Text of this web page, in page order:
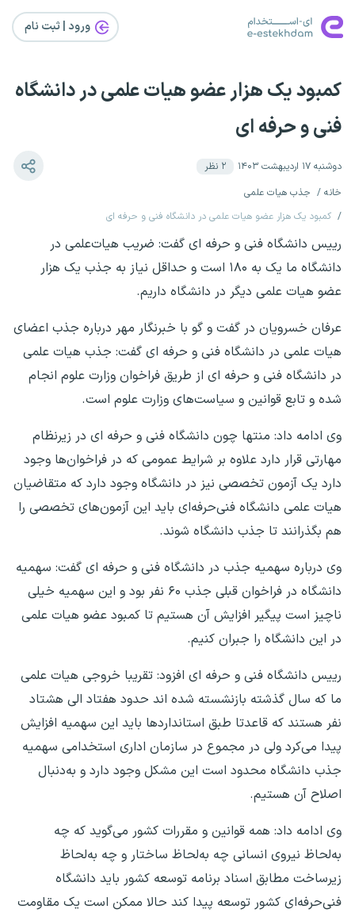
ورود | ثبت‌ نام
کمبود یک هزار عضو هیات علمی در دانشگاه
فنی و حرفه ای
دوشنبه ۱۷ اردیبهشت ۱۴۰۳ ۲ نظر
خانه
جذب هیات علمی
کمبود یک هزار عضو هیات علمی در دانشگاه فنی و حرفه ای
رییس دانشگاه فنی و حرفه ای گفت: ضریب هیات‌علمی در
دانشگاه ما یک به ۱۸۰ است و حداقل نیاز به جذب یک هزار
عضو هیات علمی دیگر در دانشگاه داریم.
عرفان خسرویان در گفت و گو با خبرنگار مهر درباره جذب اعضای
هیات علمی در دانشگاه فنی و حرفه ای گفت: جذب هیات علمی
در دانشگاه فنی و حرفه ای از طریق فراخوان وزارت علوم انجام
شده و تابع قوانین و سیاست‌های وزارت علوم است.
وی ادامه داد: منتها چون دانشگاه فنی و حرفه ای در زیرنظام
مهارتی قرار دارد علاوه‌ بر شرایط عمومی که در فراخوان‌ها وجود
دارد یک آزمون تخصصی نیز در دانشگاه وجود دارد که متقاضیان
هیات علمی دانشگاه فنی‌حرفه‌ای باید این آزمون‌های تخصصی را
هم بگذرانند تا جذب دانشگاه شوند.
وی درباره سهمیه جذب در دانشگاه فنی و حرفه ای گفت: سهمیه
دانشگاه در فراخوان قبلی جذب ۶۰ نفر بود و این سهمیه خیلی
ناچیز است پیگیر افزایش آن هستیم تا کمبود عضو هیات علمی
در این دانشگاه را جبران کنیم.
رییس دانشگاه فنی و حرفه ای افزود: تقریبا خروجی هیات علمی
ما که سال گذشته بازنشسته شده اند حدود هفتاد الی هشتاد
نفر هستند که قاعدتا طبق استانداردها باید این سهمیه افزایش
پیدا می‌کرد ولی در مجموع در سازمان اداری استخدامی سهمیه
جذب دانشگاه محدود است این مشکل وجود دارد و به‌دنبال
اصلاح آن هستیم.
وی ادامه داد: همه قوانین و مقررات کشور می‌گوید که چه
به‌لحاظ نیروی انسانی چه به‌لحاظ ساختار و چه به‌لحاظ
زیرساخت مطابق اسناد برنامه توسعه کشور باید دانشگاه
فنی‌حرفه‌ای کشور توسعه پیدا کند حالا ممکن است یک مقاومت